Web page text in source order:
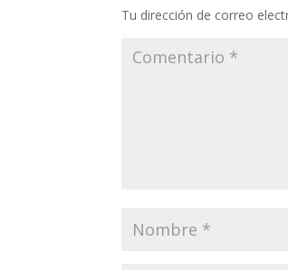
Tu dirección de correo